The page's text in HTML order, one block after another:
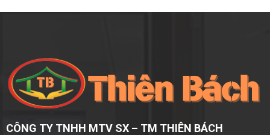
Thẩm Mỹ Cao
kiểu dáng khác nhau, cửa nhôm Kogen dễ dàng kết hợp với
các phong cách kiến trúc đa dạng.
Thiết Kế Và Cấu Trúc Cửa Đi Mở Quay Nhôm
Kogen
CÔNG TY TNHH MTV SX – TM THIÊN BÁCH